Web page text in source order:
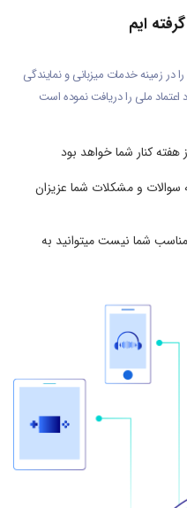
ایم
سال 1389 فعالیت خود را در زمینه خدمات میزبانی و نمایندگی
کنار شما خواهد بود
سوالات و مشکلات شما عزیزان
شما نیست میتوانید به